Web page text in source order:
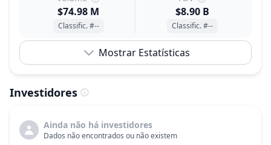
$74.98 M
Classific. #--
$8.90 B
Classific. #--
Mostrar Estatísticas
Investidores
Ainda não há investidores
Dados não encontrados ou não existem